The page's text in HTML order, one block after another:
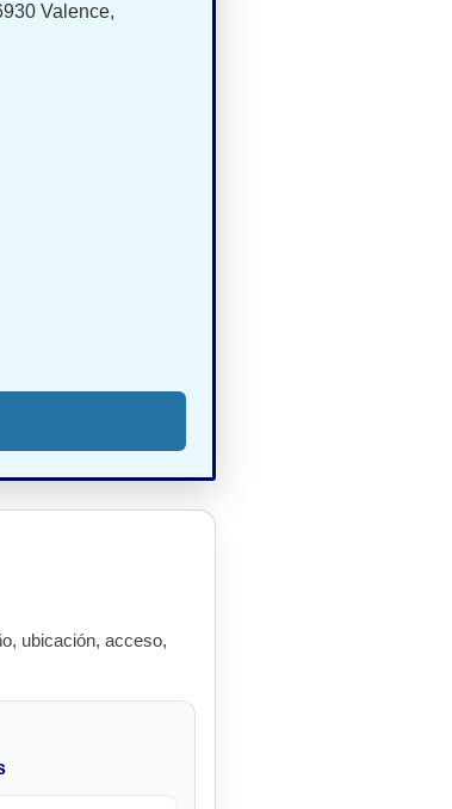
Valence,
ubicación, acceso,